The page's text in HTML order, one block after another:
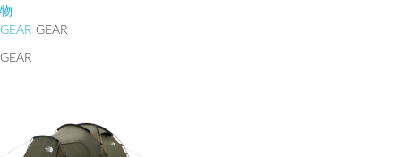
物
GEAR GEAR
GEAR